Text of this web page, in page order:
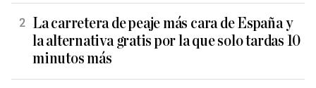
La carretera de peaje más cara de España y
la alternativa gratis por la que solo tardas 10
minutos más